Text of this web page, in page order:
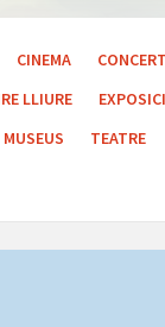
CINEMA
LLIURE
MUSEUS TEATRE